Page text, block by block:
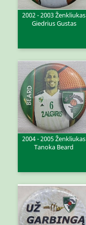
2002 - 2003 Ženkliukas
Giedrius Gustas
2004 - 2005 Ženkliukas
Tanoka Beard